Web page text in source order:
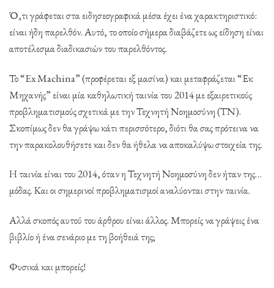
Ό,τι γράφεται στα ειδησεογραφικά μέσα έχει ένα χαρακτηριστικό:
είναι ήδη παρελθόν. Αυτό, το οποίο σήμερα διαβάζετε ως είδηση είναι
αποτέλεσμα διαδικασιών του παρελθόντος.
Το “Ex Machina” (προφέρεται εξ μασίνα) και μεταφράζεται “Εκ
Μηχανής” είναι μία καθηλωτική ταινία του 2014 με εξαιρετικούς
προβληματισμούς σχετικά με την Τεχνητή Νοημοσύνη (ΤΝ).
Σκοπίμως δεν θα γράψω κάτι περισσότερο, διότι θα σας πρότεινα να
την παρακολουθήσετε και δεν θα ήθελα να αποκαλύψω στοιχεία της.
Η ταινία είναι του 2014, όταν η Τεχνητή Νοημοσύνη δεν ήταν της…
μόδας. Και οι σημερινοί προβληματισμοί αναλύονται στην ταινία.
Αλλά σκοπός αυτού του άρθρου είναι άλλος. Μπορείς να γράψεις ένα
βιβλίο ή ένα σενάριο με τη βοήθειά της;
Φυσικά και μπορείς!